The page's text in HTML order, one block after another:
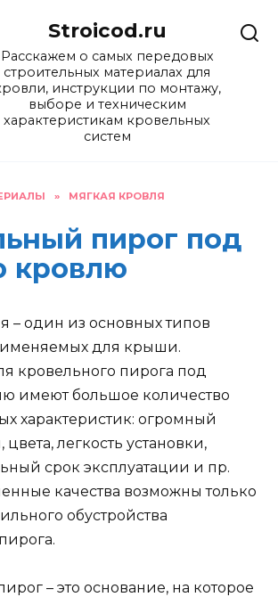
Stroicod.ru
Расскажем о самых передовых
строительных материалах для
инструкции по монтажу,
выборе и техническим
характеристикам кровельных
систем
» МЯГКАЯ КРОВЛЯ
пирог под
кровлю
– один из основных типов
для крыши.
кровельного пирога под
имеют большое количество
характеристик: огромный
легкость установки,
срок эксплуатации и пр.
качества возможны только
обустройства
– это основание, на которое